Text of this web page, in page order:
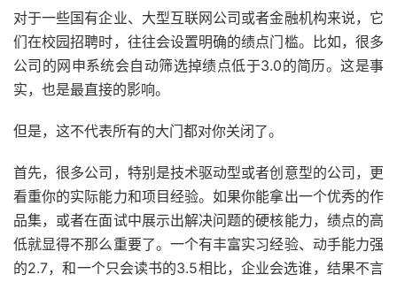
对于一些国有企业、大型互联网公司或者金融机构来说，它
们在校园招聘时，往往会设置明确的绩点门槛。比如，很多
公司的网申系统会自动筛选掉绩点低于3.0的简历。这是事
实，也是最直接的影响。
但是，这不代表所有的大门都对你关闭了。
首先，很多公司，特别是技术驱动型或者创意型的公司，更
看重你的实际能力和项目经验。如果你能拿出一个优秀的作
品集，或者在面试中展示出解决问题的硬核能力，绩点的高
低就显得不那么重要了。一个有丰富实习经验、动手能力强
的2.7，和一个只会读书的3.5相比，企业会选谁，结果不言